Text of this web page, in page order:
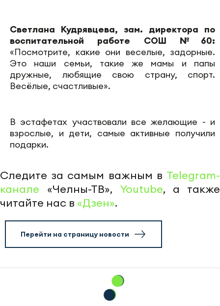
Светлана Кудрявцева, зам. директора по
воспитательной работе СОШ №60:
«Посмотрите, какие они веселые, задорные.
Это наши семьи, такие же мамы и папы
дружные, любящие свою страну, спорт.
Весёлые, счастливые».
В эстафетах участвовали все желающие - и
взрослые, и дети, самые активные получили
подарки.
Следите за самым важным в Telegram-
канале «Челны-ТВ», Youtube, а также
читайте нас в «Дзен».
Перейти на страницу новости